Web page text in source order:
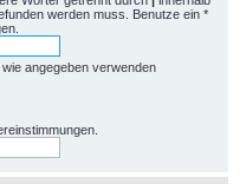
werden muss. Benutze ein *
angegeben verwenden